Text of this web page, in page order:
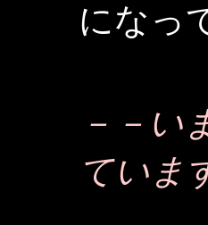
になっ
－－い
ていま